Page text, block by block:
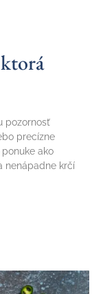
pozornosť
precízne
ako
nenápadne krčí